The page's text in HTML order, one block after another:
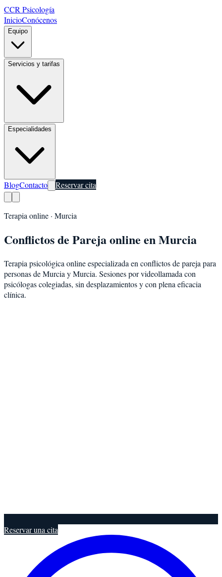
CCR Psicología
InicioConócenos
Equipo
Servicios y tarifas
Especialidades
BlogContacto Reservar cita
Terapia online · Murcia
Conflictos de Parejaonline enMurcia
Terapia psicológica online especializada en conflictos de pareja para
personas deMurcia yMurcia. Sesiones por videollamada con
psicólogas colegiadas, sin desplazamientos y con plena eficacia
clínica.
Reservar una cita